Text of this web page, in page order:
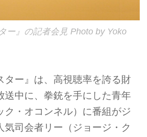
ー』の記者会見 Photo by Yoko
ター』は、高視聴率を誇る財
送中に、拳銃を手にした青年
ク・オコンネル）に番組がジ
気司会者リー（ジョージ・ク